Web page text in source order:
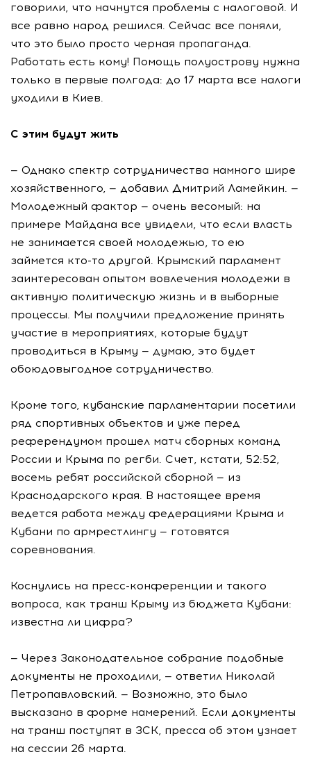
говорили, что начнутся проблемы с налоговой. И
все равно народ решился. Сейчас все поняли,
что это было просто черная пропаганда.
Работать есть кому! Помощь полуострову нужна
только в первые полгода: до 17 марта все налоги
уходили в Киев.
С этим будут жить
— Однако спектр сотрудничества намного шире
хозяйственного, — добавил Дмитрий Ламейкин. —
Молодежный фактор — очень весомый: на
примере Майдана все увидели, что если власть
не занимается своей молодежью, то ею
займется кто-то другой. Крымский парламент
заинтересован опытом вовлечения молодежи в
активную политическую жизнь и в выборные
процессы. Мы получили предложение принять
участие в мероприятиях, которые будут
проводиться в Крыму — думаю, это будет
обоюдовыгодное сотрудничество.
Кроме того, кубанские парламентарии посетили
ряд спортивных объектов и уже перед
референдумом прошел матч сборных команд
России и Крыма по регби. Счет, кстати, 52:52,
восемь ребят российской сборной — из
Краснодарского края. В настоящее время
ведется работа между федерациями Крыма и
Кубани по армрестлингу — готовятся
соревнования.
Коснулись на пресс-конференции и такого
вопроса, как транш Крыму из бюджета Кубани:
известна ли цифра?
— Через Законодательное собрание подобные
документы не проходили, — ответил Николай
Петропавловский. — Возможно, это было
высказано в форме намерений. Если документы
на транш поступят в ЗСК, пресса об этом узнает
на сессии 26 марта.